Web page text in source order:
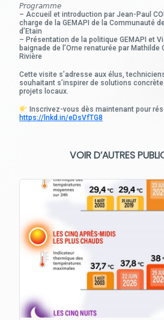
𝘗𝘳𝘰𝘨𝘳𝘢𝘮𝘮𝘦
– Accueil et introduction par Jean-Paul
charge de la GEMAPI de la Communauté
d’Etain
– Présentation de la politique GEMAPI et
baignade de l’Orne renaturée par Mathilde
Rivière
Cette visite s’adresse aux élus,
souhaitant s’inspirer de solutions
projets locaux.
Inscrivez-vous dès maintenant pour
https://lnkd.in/eDsVfTG8
VOIR D’AUTRES